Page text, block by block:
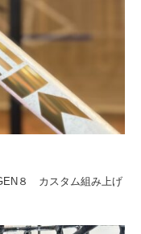
８ カスタム組み上げ